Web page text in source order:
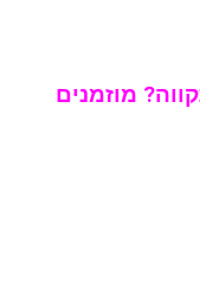
מוזמנים